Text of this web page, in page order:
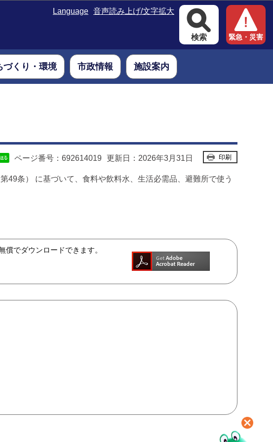
Language 音声読み上げ/文字拡大
検索 緊急・災害
づくり・環境 市政情報 施設案内
ページ番号：692614019 更新日：2026年3月31日 印刷
49条） に基づいて、食料や飲料水、生活必需品、避難所で使う
でダウンロードできます。